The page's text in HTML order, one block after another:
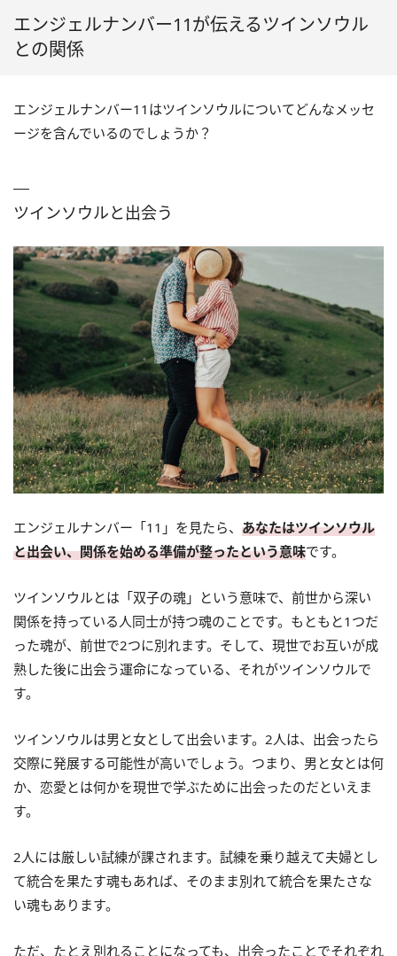
エンジェルナンバー11が伝えるツインソウル
との関係
エンジェルナンバー11はツインソウルについてどんなメッセ
ージを含んでいるのでしょうか？
ツインソウルと出会う
エンジェルナンバー「11」を見たら、 あなたはツインソウル
と出会い、関係を始める準備が整ったという意味です。
ツインソウルとは「双子の魂」という意味で、前世から深い
関係を持っている人同士が持つ魂のことです。もともと1つだ
った魂が、前世で2つに別れます。そして、現世でお互いが成
熟した後に出会う運命になっている、それがツインソウルで
す。
ツインソウルは男と女として出会います。2人は、出会ったら
交際に発展する可能性が高いでしょう。つまり、男と女とは何
か、恋愛とは何かを現世で学ぶために出会ったのだといえま
す。
2人には厳しい試練が課されます。試練を乗り越えて夫婦とし
て統合を果たす魂もあれば、そのまま別れて統合を果たさな
い魂もあります。
ただ、たとえ別れることになっても、出会ったことでそれぞれ